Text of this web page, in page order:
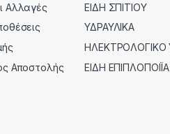
Αλλαγές
Αποστολής
ΕΙΔΗ ΣΠΙΤΙΟΥ
ΥΔΡΑΥΛΙΚΑ
ΗΛΕΚΤΡΟΛΟΓΙΚΟ
ΕΙΔΗ